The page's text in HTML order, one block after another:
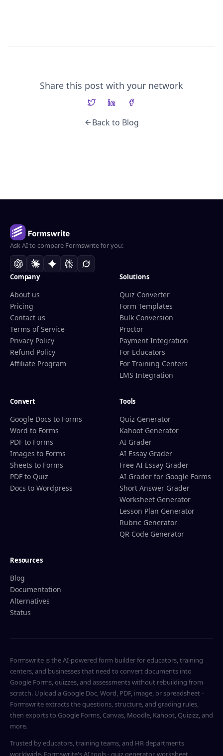
Share this post with your network
Back to Blog
Ask AI to compare Formswrite for you:
Company
About us
Pricing
Contact us
Terms of Service
Privacy Policy
Refund Policy
Affiliate Program
Solutions
Quiz Converter
Form Templates
Bulk Conversion
Proctor
Payment Integration
For Educators
For Training Centers
LMS Integration
Convert
Google Docs to Forms
Word to Forms
PDF to Forms
Images to Forms
Sheets to Forms
PDF to Quiz
Docs to Wordpress
Tools
Quiz Generator
Kahoot Generator
AI Grader
AI Essay Grader
Free AI Essay Grader
AI Grader for Google Forms
Short Answer Grader
Worksheet Generator
Lesson Plan Generator
Rubric Generator
QR Code Generator
Resources
Blog
Documentation
Alternatives
Status
Formswrite is the AI-powered form builder for educators, training
centers, and businesses that need to convert documents into
Google Forms, quizzes, and assessments without rebuilding from
scratch. Upload a Google Doc, Word, PDF, image, or spreadsheet -
Formswrite extracts the questions, structure, and grading rules,
then exports to Google Forms, Canvas, Moodle, Kahoot, Quizizz, and
more.
Trusted by educators, training teams, and HR departments
worldwide. Formswrite's AI tools - quiz generator, worksheet